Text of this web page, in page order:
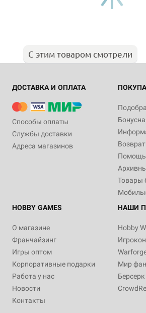
С этим товаром смотрели
ДОСТАВКА И ОПЛАТА
Способы оплаты
Службы доставки
Адреса магазинов
Помощь
Товары
HOBBY GAMES
О магазине
Франчайзинг
Игры оптом
Корпоративные подарки
Работа у нас
Новости
Контакты
НАШИ
Hobby
Игрокон
Мир
Берсерк